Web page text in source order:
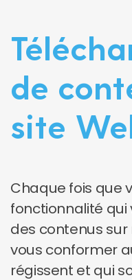
de
site
Chaque fois que
fonctionnalité
des contenus sur
vous conformer
régissent et qui